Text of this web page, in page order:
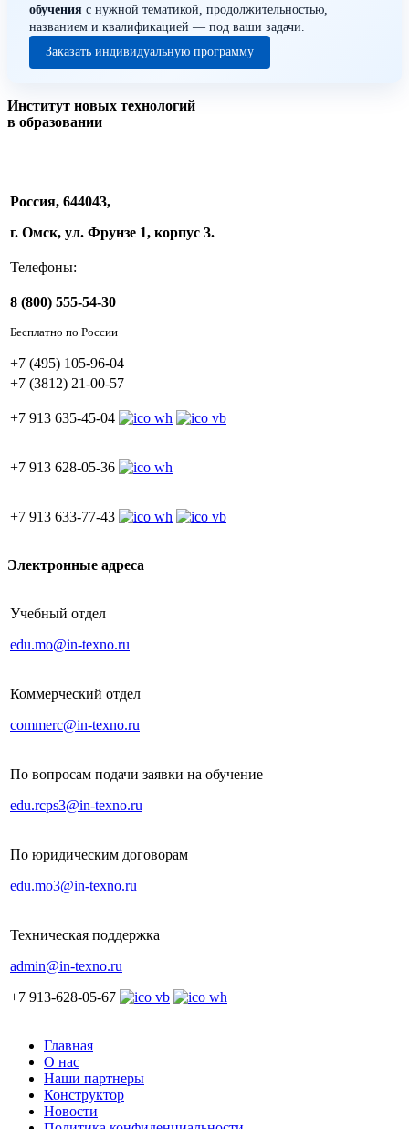
обучения с нужной тематикой, продолжительностью,
названием и квалификацией — под ваши задачи.
Заказать индивидуальную программу
Институт новых технологий
в образовании
Россия, 644043,
г. Омск, ул. Фрунзе 1, корпус 3.
Телефоны:
8 (800) 555-54-30
Бесплатно по России
+7 (495) 105-96-04
+7 (3812) 21-00-57
+7 913 635-45-04
+7 913 628-05-36
+7 913 633-77-43
Электронные адреса
Учебный отдел
edu.mo@in-texno.ru
Коммерческий отдел
commerc@in-texno.ru
По вопросам подачи заявки на обучение
edu.rcps3@in-texno.ru
По юридическим договорам
edu.mo3@in-texno.ru
Техническая поддержка
admin@in-texno.ru
+7 913-628-05-67
Главная
О нас
Наши партнеры
Конструктор
Новости